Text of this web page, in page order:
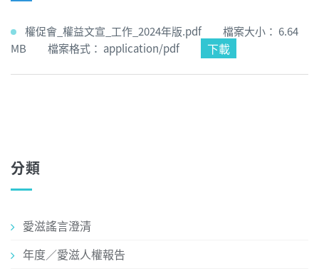
權促會_權益文宣_工作_2024年版.pdf 檔案大小： 6.64
MB 檔案格式： application/pdf
下載
分類
愛滋謠言澄清
年度／愛滋人權報告